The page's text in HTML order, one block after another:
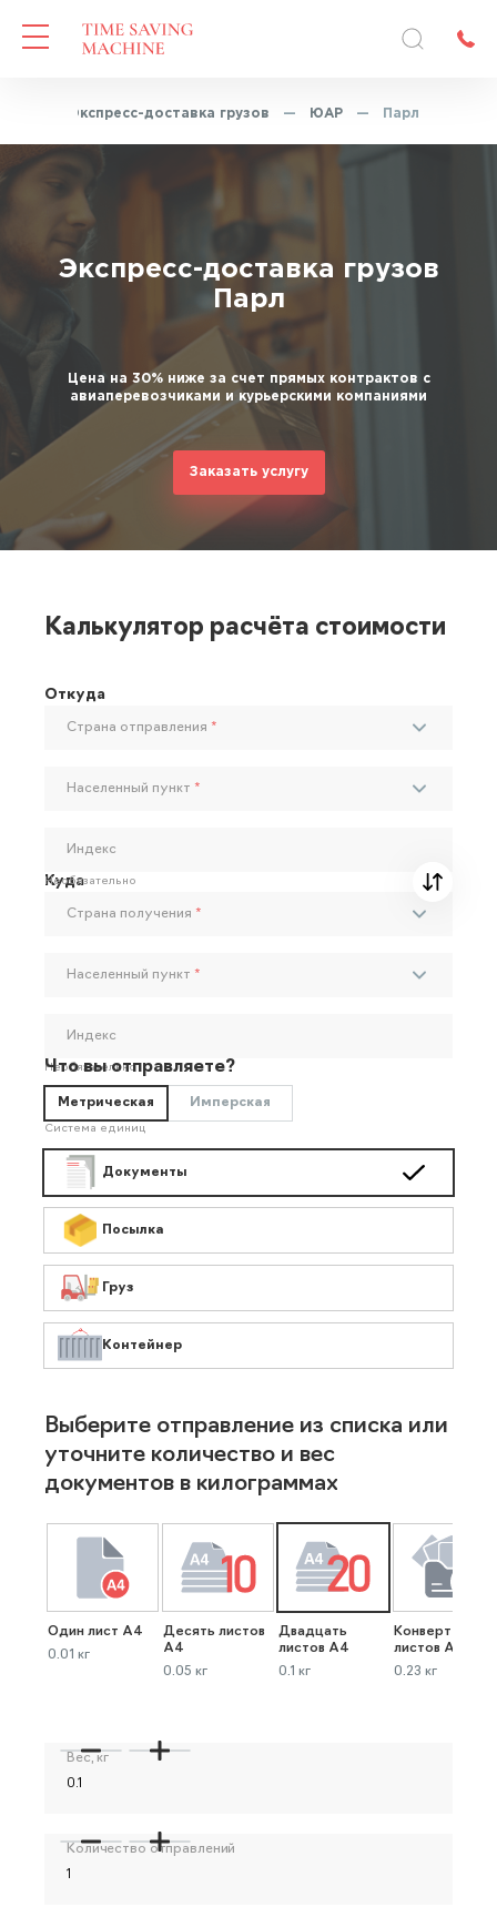
Экспресс-доставка грузов — ЮАР — Парл
Экспресс-доставка грузов
Парл
Цена на 30% ниже за счет прямых контрактов с
авиаперевозчиками и курьерскими компаниями
Заказать услугу
Калькулятор расчёта стоимости
Откуда
Страна отправления *
Населенный пункт *
Индекс
Необязательно
Куда
Страна получения *
Населенный пункт *
Индекс
Необязательно
Что вы отправляете?
Метрическая Имперская
Система единиц
Документы
Посылка
Груз
Контейнер
Выберите отправление из списка или
уточните количество и вес
документов в килограммах
Один лист А4
0.01 кг
Десять листов
А4
0.05 кг
Двадцать
листов А4
0.1 кг
Конверт до 40
листов А4
0.23 кг
Вес, кг
Количество отправлений